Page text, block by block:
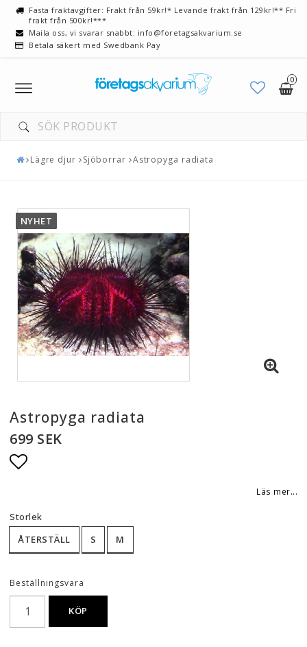
Fasta fraktavgifter: Frakt från 59kr!* Levande frakt från 129kr!** Fri
frakt från 500kr!***
Maila oss, vi svarar snabbt: info@foretagsakvarium.se
Betala säkert med Swedbank Pay
0
Toggle
navigation
Lägre djur Sjöborrar Astropyga radiata
NYHET
Astropyga radiata
699 SEK
Läs mer...
Storlek
ÅTERSTÄLL
S M
Beställningsvara
KÖP